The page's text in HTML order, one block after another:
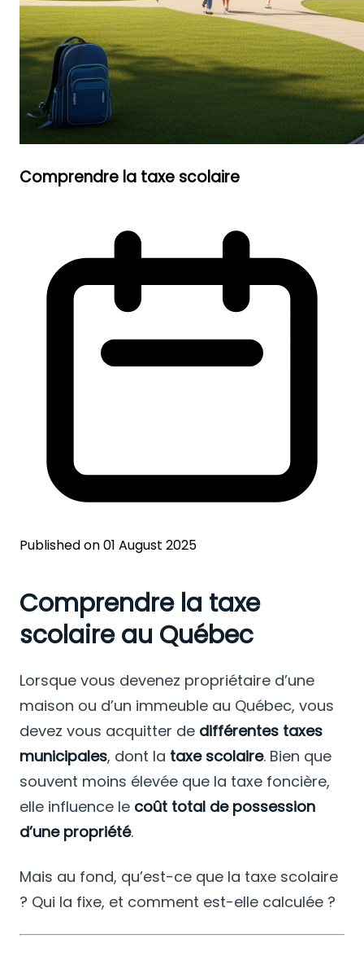
Comprendre la taxe scolaire
Published on 01 August 2025
Comprendre la taxe
scolaire au Québec
Lorsque vous devenez propriétaire d’une
maison ou d’un immeuble au Québec, vous
devez vous acquitter de différentes taxes
municipales, dont la taxe scolaire. Bien que
souvent moins élevée que la taxe foncière,
elle influence le coût total de possession
d’une propriété.
Mais au fond, qu’est-ce que la taxe scolaire
? Qui la fixe, et comment est-elle calculée ?